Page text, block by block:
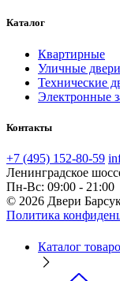
Каталог
Квартирные
Уличные двери
Технические
Электронные
Контакты
+7 (495) 152-80-59
Ленинградское
Пн-Вс: 09:00 - 21:00
© 2026 Двери
Политика
Каталог